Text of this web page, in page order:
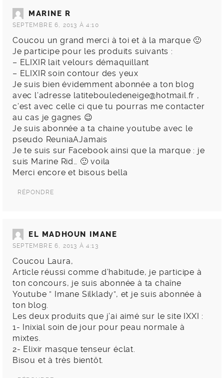
MARINE R
SEPTEMBRE 6, 2013 À 4:10
Coucou un grand merci à toi et à la marque 🙂
Je participe pour les produits suivants :
– ELIXIR lait velours démaquillant
– ELIXIR soin contour des yeux
Je suis bien évidemment abonnée a ton blog
avec l’adresse latitebouledeneige@hotmail.fr ,
c’est avec celle ci que tu pourras me contacter
au cas je gagnes 😉
Je suis abonnée a ta chaine youtube avec le
pseudo ReuniaAJamais
Je te suis sur Facebook ainsi que la marque : je
suis Marine Rid… 🙂 voila
Merci encore et bisous bella
RÉPONDRE
EL MADHOUN IMANE
SEPTEMBRE 6, 2013 À 4:13
Coucou Laura,
Article réussi comme d’habitude, je participe à
ton concours, je suis abonnée à ta chaîne
Youtube ” Imane Silklady”, et je suis abonnée à
ton blog.
Les deux produits que j’ai aimé sur le site IXXI :
1- Inixial soin de jour pour peau normale à
mixtes.
2- Elixir masque tenseur éclat.
Bisou et à très bientôt.